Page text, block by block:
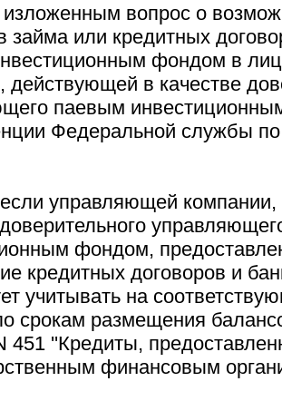
изложенным вопрос о
займа или кредитных
фондом в
действующей в качестве
паевым
Федеральной службы
управляющей
фондом,
кредитных договоров и
учитывать на
срокам размещения
451 ''Кредиты,
финансовым